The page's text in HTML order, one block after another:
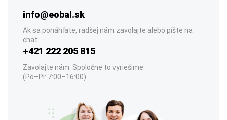
info@eobal.sk
Ak sa ponáhľate, radšej nám zavolajte alebo píšte na
chat.
+421 222 205 815
Zavolajte nám. Spoločne to vyriešime.
(Po–Pi: 7:00–16:00)